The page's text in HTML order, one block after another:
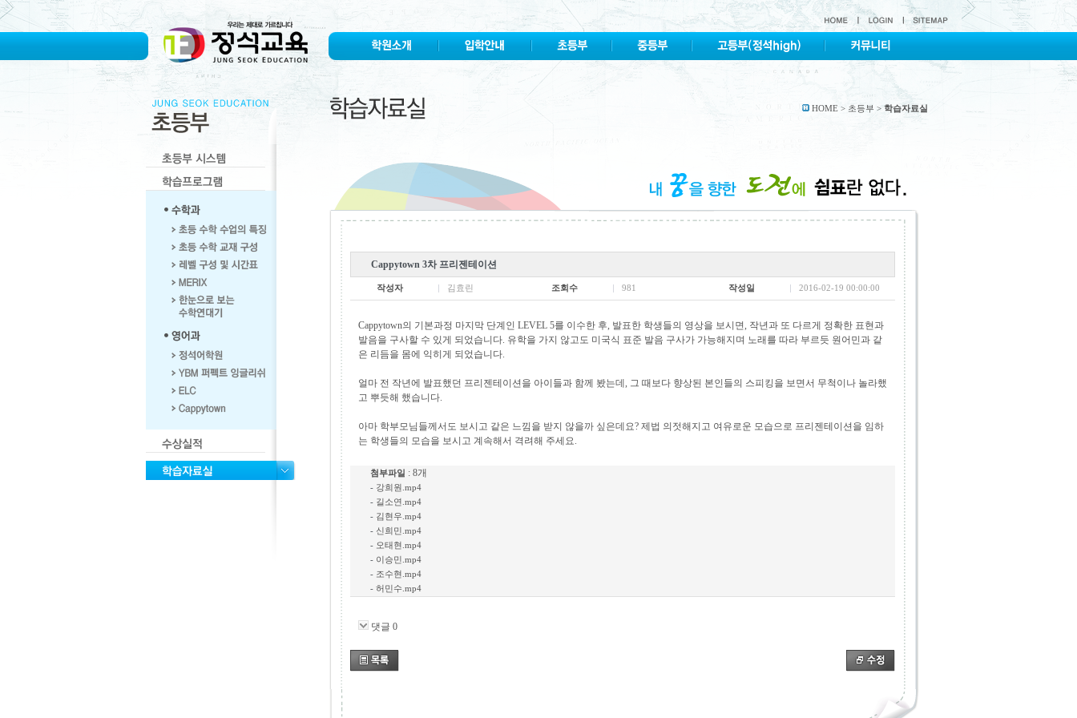
HOME > 초등부 > 학습자료실
Cappytown 3차 프리젠테이션
작성자 김효린 조회수 981 작성일 2016-02-19 00:00:00
Cappytown의 기본과정 마지막 단계인 LEVEL 5를 이수한 후, 발표한 학생들의 영상을 보시면, 작년과 또 다르게 정확한 표현과
발음을 구사할 수 있게 되었습니다. 유학을 가지 않고도 미국식 표준 발음 구사가 가능해지며 노래를 따라 부르듯 원어민과 같
은 리듬을 몸에 익히게 되었습니다.
얼마 전 작년에 발표했던 프리젠테이션을 아이들과 함께 봤는데 , 그 때보다 향상된 본인들의 스피킹을 보면서 무척이나 놀라했
고 뿌듯해 했습니다.
아마 학부모님들께서도 보시고 같은 느낌을 받지 않을까 싶은데요? 제법 의젓해지고 여유로운 모습으로 프리젠테이션을 임하
는 학생들의 모습을 보시고 계속해서 격려해 주세요.
첨부파일 : 8개
- 강희원.mp4
- 길소연.mp4
- 김현우.mp4
- 신희민.mp4
- 오태현.mp4
- 이승민.mp4
- 조수현.mp4
- 허민수.mp4
댓글 0